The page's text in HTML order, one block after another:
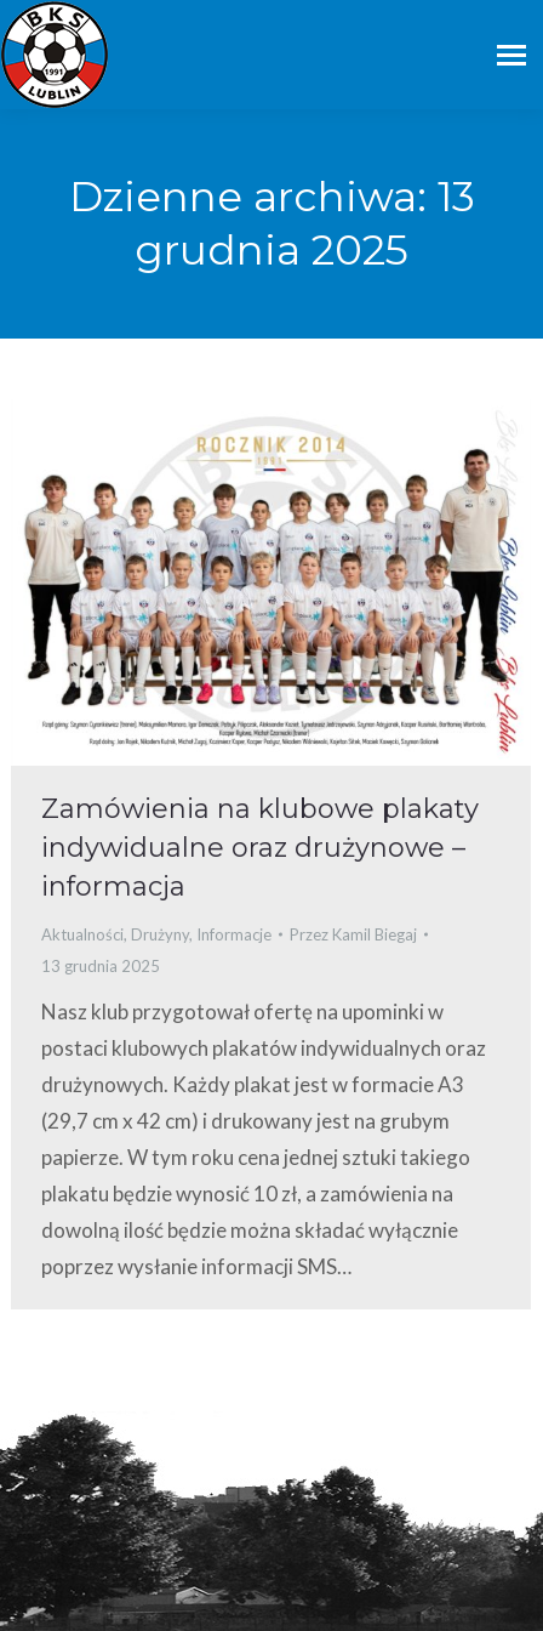
Dzienne archiwa: 13
grudnia 2025
Zamówienia na klubowe plakaty
indywidualne oraz drużynowe –
informacja
Aktualności, Drużyny, Informacje Przez Kamil Biegaj
13 grudnia 2025
Nasz klub przygotował ofertę na upominki w
postaci klubowych plakatów indywidualnych oraz
drużynowych. Każdy plakat jest w formacie A3
(29,7 cm x 42 cm) i drukowany jest na grubym
papierze. W tym roku cena jednej sztuki takiego
plakatu będzie wynosić 10 zł, a zamówienia na
dowolną ilość będzie można składać wyłącznie
poprzez wysłanie informacji SMS…